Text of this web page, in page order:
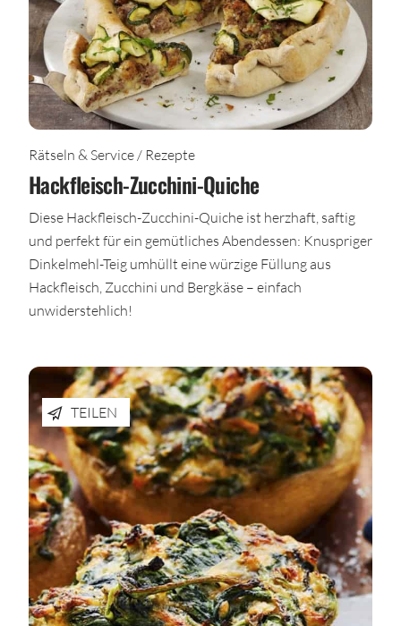
Rätseln & Service / Rezepte
Hackfleisch-Zucchini-Quiche
Diese Hackfleisch-Zucchini-Quiche ist herzhaft, saftig
und perfekt für ein gemütliches Abendessen: Knuspriger
Dinkelmehl-Teig umhüllt eine würzige Füllung aus
Hackfleisch, Zucchini und Bergkäse – einfach
unwiderstehlich!
TEILEN